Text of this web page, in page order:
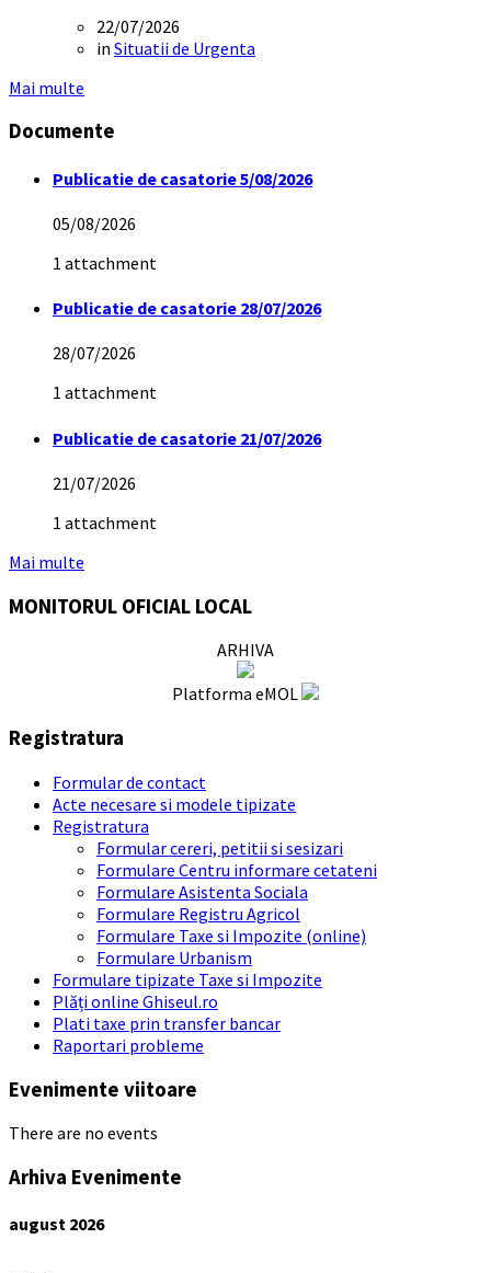
22/07/2026
in Situatii de Urgenta
Mai multe
Documente
Publicatie de casatorie 5/08/2026
05/08/2026
1 attachment
Publicatie de casatorie 28/07/2026
28/07/2026
1 attachment
Publicatie de casatorie 21/07/2026
21/07/2026
1 attachment
Mai multe
MONITORUL OFICIAL LOCAL
ARHIVA
Platforma eMOL
Registratura
Formular de contact
Acte necesare si modele tipizate
Registratura
Formular cereri, petitii si sesizari
Formulare Centru informare cetateni
Formulare Asistenta Sociala
Formulare Registru Agricol
Formulare Taxe si Impozite (online)
Formulare Urbanism
Formulare tipizate Taxe si Impozite
Plăți online Ghiseul.ro
Plati taxe prin transfer bancar
Raportari probleme
Evenimente viitoare
There are no events
Arhiva Evenimente
august 2026